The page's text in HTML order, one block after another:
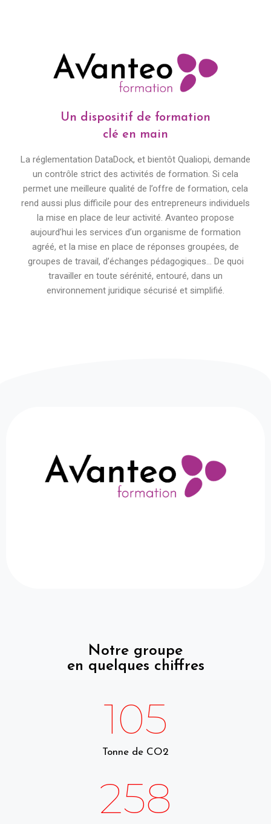
Un dispositif de formation
clé en main
La réglementation DataDock, et bientôt Qualiopi, demande
un contrôle strict des activités de formation. Si cela
permet une meilleure qualité de l’offre de formation, cela
rend aussi plus difficile pour des entrepreneurs individuels
la mise en place de leur activité. Avanteo propose
aujourd’hui les services d’un organisme de formation
agréé, et la mise en place de réponses groupées, de
groupes de travail, d’échanges pédagogiques… De quoi
travailler en toute sérénité, entouré, dans un
environnement juridique sécurisé et simplifié.
aussi plus difficile pour des
entrepreneurs individuels la mise en
place de leur activité.
Notre groupe
en quelques chiffres
105
Tonne de CO2
258